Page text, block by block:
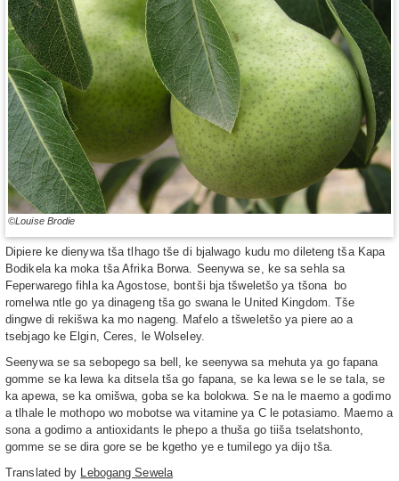
©Louise Brodie
Dipiere ke dienywa tša tlhago tše di bjalwago kudu mo dileteng tša Kapa
Bodikela ka moka tša Afrika Borwa. Seenywa se, ke sa sehla sa
Feperwarego fihla ka Agostose, bontši bja tšweletšo ya tšona bo
romelwa ntle go ya dinageng tša go swana le United Kingdom. Tše
dingwe di rekišwa ka mo nageng. Mafelo a tšweletšo ya piere ao a
tsebjago ke Elgin, Ceres, le Wolseley.
Seenywa se sa sebopego sa bell, ke seenywa sa mehuta ya go fapana
gomme se ka lewa ka ditsela tša go fapana, se ka lewa se le se tala, se
ka apewa, se ka omišwa, goba se ka bolokwa. Se na le maemo a godimo
a tlhale le mothopo wo mobotse wa vitamine ya C le potasiamo. Maemo a
sona a godimo a antioxidants le phepo a thuša go tiiša tselatshonto,
gomme se se dira gore se be kgetho ye e tumilego ya dijo tša.
Translated by Lebogang Sewela